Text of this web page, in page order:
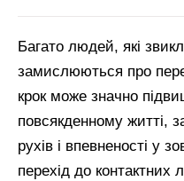
Багато людей, які
замислюються про
крок може значно
повсякденному житті,
рухів і впевненості у
перехід до контактних